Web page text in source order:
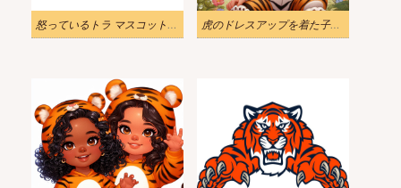
怒っているトラ マスコット イラスト 虎のドレスアップを着た子供イラスト